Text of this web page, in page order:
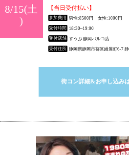
8/15(土
)
【当日受付払い】
参加費用 男性:8500円 女性:1000円
受付時間 18:30~19:00
受付店舗 すうぷ 静岡パルコ店
受付住所 静岡県静岡市葵区紺屋町6-7
街コン詳細&お申し込み